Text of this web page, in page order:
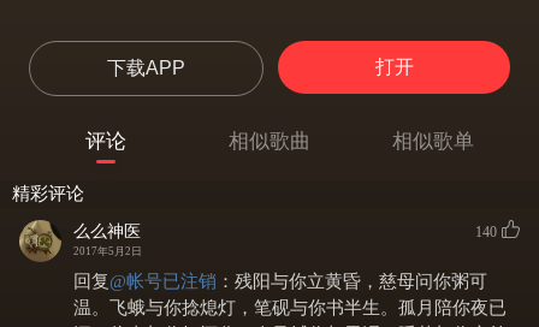
下载APP 打开
评论 相似歌曲 相似歌单
精彩评论
么么神医
2017年5月2日
140
回复@帐号已注销 ： 残阳与你立黄昏，慈母问你粥可
温。飞蛾与你捻熄灯，笔砚与你书半生。孤月陪你夜已